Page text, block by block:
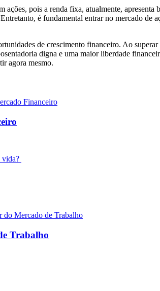
pois a renda fixa, atualmente,
é fundamental entrar no mercado de
de crescimento financeiro. Ao
digna e uma maior liberdade
agora mesmo.
Trabalho